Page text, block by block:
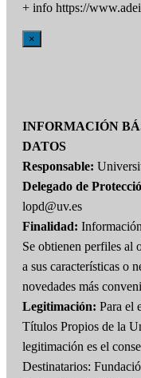
+ info https://
×
INFORMACIÓN
DATOS
Responsable:
Delegado de
lopd@uv.es
Finalidad:
Se obtienen perfiles al
a sus características o
novedades más
Legitimación: Para el
Títulos Propios de la
legitimación es el
Destinatarios: